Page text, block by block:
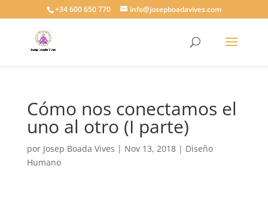
+34 600 650 770 info@josepboadavives.com
Cómo nos conectamos el
uno al otro (I parte)
por Josep Boada Vives | Nov 13, 2018| Diseño
Humano